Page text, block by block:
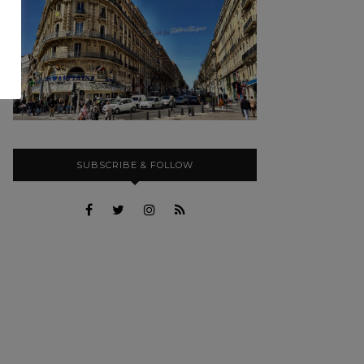
SUBSCRIBE & FOLLOW